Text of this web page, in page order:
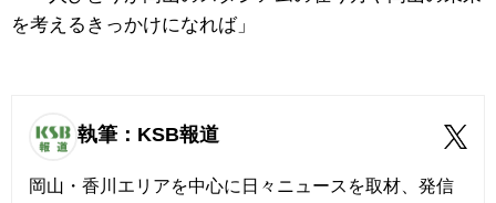
を考えるきっかけになれば」
執筆：KSB報道
岡山・香川エリアを中心に日々ニュースを取材、発信